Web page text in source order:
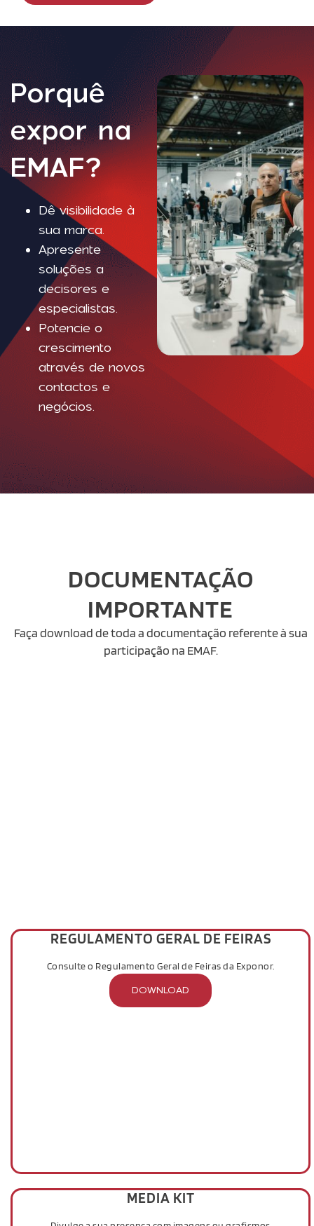
Porquê
expor na
EMAF?
Dê visibilidade à
sua marca.
Apresente
soluções a
decisores e
especialistas.
Potencie o
crescimento
através de novos
contactos e
negócios.
DOCUMENTAÇÃO
IMPORTANTE
Faça download de toda a documentação referente à sua
participação na EMAF.
REGULAMENTO GERAL DE FEIRAS
Consulte o Regulamento Geral de Feiras da Exponor.
DOWNLOAD
MEDIA KIT